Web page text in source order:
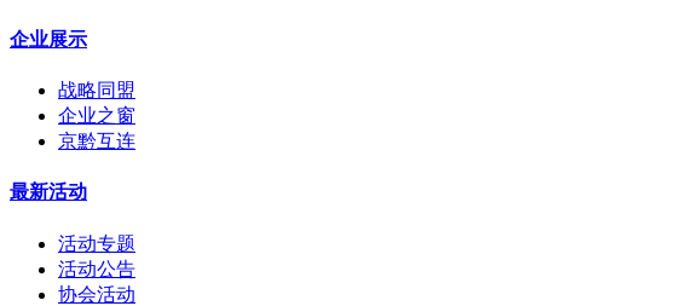
企业展示
战略同盟
企业之窗
京黔互连
最新活动
活动专题
活动公告
协会活动